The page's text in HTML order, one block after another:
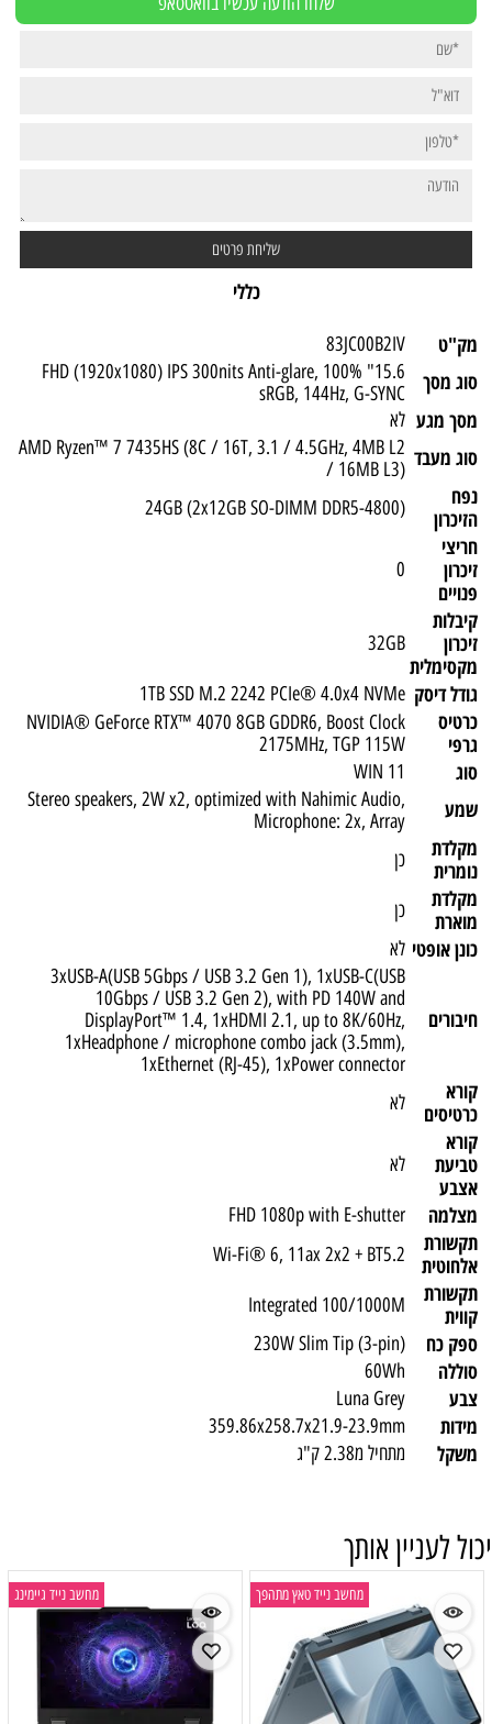
כללי
מק"ט
83JC00B2IV
סוג מסך
15.6" FHD (1920x1080) IPS 300nits Anti-glare, 100%
sRGB, 144Hz, G-SYNC
מסך מגע לא
סוג מעבד AMD Ryzen™ 7 7435HS (8C / 16T, 3.1 / 4.5GHz, 4MB L2
/ 16MB L3)
נפח
הזיכרון
(24GB (2x12GB SO-DIMM DDR5-4800
חריצי
זיכרון
פנויים
0
קיבלות
זיכרון
מקסימלית
32GB
גודל דיסק 1TB SSD M.2 2242 PCIe® 4.0x4 NVMe
כרטיס
גרפי
NVIDIA® GeForce RTX™ 4070 8GB GDDR6, Boost Clock
2175MHz, TGP 115W
סוג WIN 11
שמע
Stereo speakers, 2W x2, optimized with Nahimic Audio,
Microphone: 2x, Array
מקלדת
נומרית
כן
מקלדת
מוארת
כן
כונן אופטי לא
חיבורים
3xUSB-A(USB 5Gbps / USB 3.2 Gen 1), 1xUSB-C(USB
10Gbps / USB 3.2 Gen 2), with PD 140W and
DisplayPort™ 1.4, 1xHDMI 2.1, up to 8K/60Hz,
1xHeadphone / microphone combo jack (3.5mm),
1xEthernet (RJ-45), 1xPower connector
קורא
כרטיסים
לא
קורא
טביעת
אצבע
לא
מצלמה FHD 1080p with E-shutter
תקשורת
אלחוטית
Wi-Fi® 6, 11ax 2x2 + BT5.2
תקשורת
קווית
Integrated 100/1000M
ספק כח 230W Slim Tip (3-pin)
סוללה 60Wh
צבע Luna Grey
מידות 359.86x258.7x21.9-23.9mm
משקל מתחיל מ2.38 ק"ג
יכול לעניין אותך
מחשב נייד טאץ מתהפך מחשב נייד גיימינג